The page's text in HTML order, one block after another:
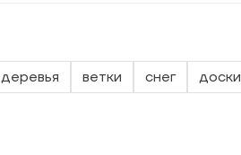
деревья ветки снег доски